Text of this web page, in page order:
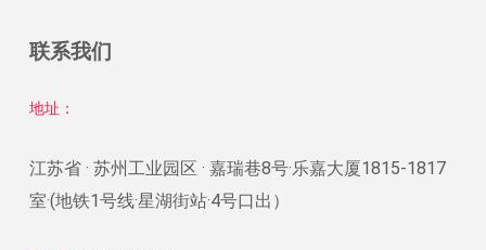
联系我们
地址：
江苏省 · 苏州工业园区 · 嘉瑞巷8号·乐嘉大厦1815-1817
室·(地铁1号线·星湖街站·4号口出）